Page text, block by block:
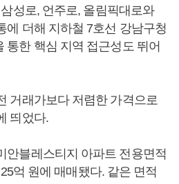
성로, 언주로, 올림픽대로와
에 더해 지하철 7호선 강남구청
통한 핵심 지역 접근성도 뛰어
거래가보다 저렴한 가격으로
띄었다.
안블레스티지 아파트 전용면적
억 원에 매매됐다. 같은 면적